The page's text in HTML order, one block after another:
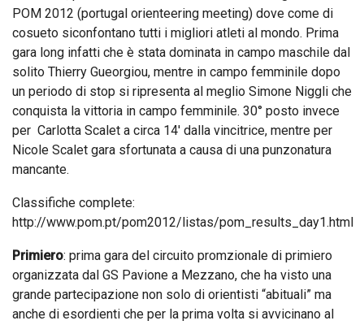
POM 2012 (portugal orienteering meeting) dove come di
cosueto siconfontano tutti i migliori atleti al mondo. Prima
gara long infatti che è stata dominata in campo maschile dal
solito Thierry Gueorgiou, mentre in campo femminile dopo
un periodo di stop si ripresenta al meglio Simone Niggli che
conquista la vittoria in campo femminile. 30° posto invece
per Carlotta Scalet a circa 14′ dalla vincitrice, mentre per
Nicole Scalet gara sfortunata a causa di una punzonatura
mancante.
Classifiche complete:
http://www.pom.pt/pom2012/listas/pom_results_day1.html
Primiero: prima gara del circuito promzionale di primiero
organizzata dal GS Pavione a Mezzano, che ha visto una
grande partecipazione non solo di orientisti “abituali” ma
anche di esordienti che per la prima volta si avvicinano al